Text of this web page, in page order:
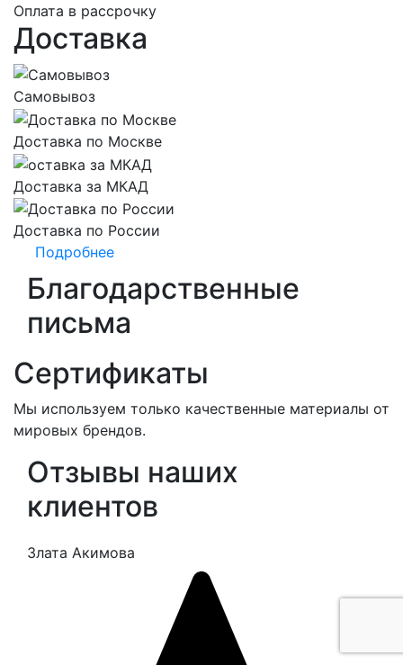
Оплата в рассрочку
Доставка
Самовывоз
Доставка по Москве
Доставка за МКАД
Доставка по России
Подробнее
Благодарственные
письма
Сертификаты
Мы используем только качественные материалы от
мировых брендов.
Отзывы наших
клиентов
Злата Акимова